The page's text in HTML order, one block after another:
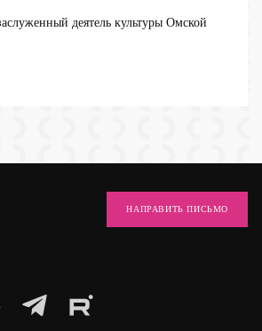
деятель культуры Омской
НАПРАВИТЬ ПИСЬМО